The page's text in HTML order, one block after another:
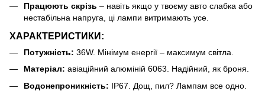
Працюють скрізь – навіть якщо у твоєму авто слабка або
нестабільна напруга, ці лампи витримають усе.
ХАРАКТЕРИСТИКИ:
Потужність: 36W. Мінімум енергії – максимум світла.
Матеріал: авіаційний алюміній 6063. Надійний, як броня.
Водонепроникність: IP67. Дощ, пил? Лампам все одно.